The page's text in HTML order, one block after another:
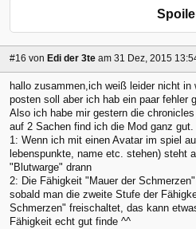
#16 von Edi der 3te am 31 Dez, 2015
hallo zusammen,ich weiß leider nicht in
posten soll aber ich hab ein paar fehler
Also ich habe mir gestern die
auf 2 Sachen find ich die Mod ganz gut.
1: Wenn ich mit einen Avatar im spiel
lebenspunkte, name etc. stehen) steht
"Blutwarge" drann
2: Die Fähigkeit "Mauer der
sobald man die zweite Stufe der
Schmerzen" freischaltet, das kann
Fähigkeit echt gut finde ^^